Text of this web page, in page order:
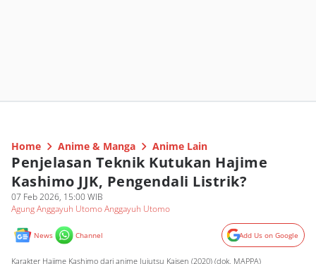
Home Anime & Manga Anime Lain
Penjelasan Teknik Kutukan Hajime
Kashimo JJK, Pengendali Listrik?
07 Feb 2026, 15:00 WIB
Agung Anggayuh Utomo Anggayuh Utomo
News Channel Add Us on Google
Karakter Hajime Kashimo dari anime Jujutsu Kaisen (2020) (dok. MAPPA)